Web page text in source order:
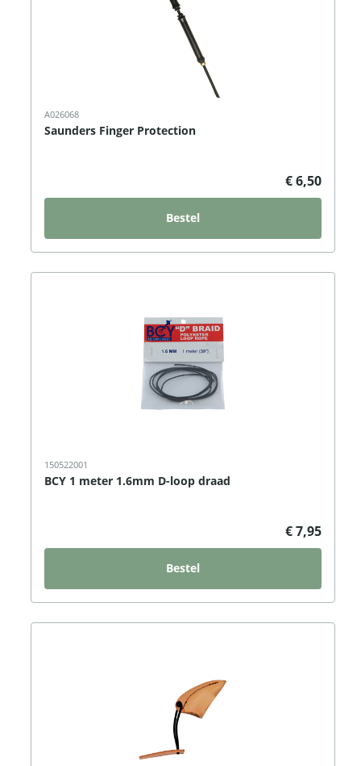
A026068
Saunders Finger Protection
€ 6,50
Bestel
150522001
BCY 1 meter 1.6mm D-loop draad
€ 7,95
Bestel